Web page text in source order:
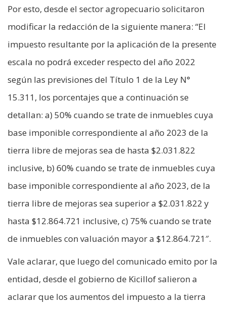
Por esto, desde el sector agropecuario solicitaron
modificar la redacción de la siguiente manera: “El
impuesto resultante por la aplicación de la presente
escala no podrá exceder respecto del año 2022
según las previsiones del Título 1 de la Ley N°
15.311, los porcentajes que a continuación se
detallan: a) 50% cuando se trate de inmuebles cuya
base imponible correspondiente al año 2023 de la
tierra libre de mejoras sea de hasta $2.031.822
inclusive, b) 60% cuando se trate de inmuebles cuya
base imponible correspondiente al año 2023, de la
tierra libre de mejoras sea superior a $2.031.822 y
hasta $12.864.721 inclusive, c) 75% cuando se trate
de inmuebles con valuación mayor a $12.864.721″.
Vale aclarar, que luego del comunicado emito por la
entidad, desde el gobierno de Kicillof salieron a
aclarar que los aumentos del impuesto a la tierra